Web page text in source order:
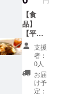
届けの
リター
ンに貼
付され
たラベ
ルや注
意書き
をご確
認くだ
アカウ
ントに
てご紹
介させ
ていた
だきま
す。(※
備考欄
にて掲
載の可
【食
品】
【平戸
平飼い
放牧卵
itadaki
＋プレ
ミアム
バスク
支援
者：
0人
お届
け予
定：